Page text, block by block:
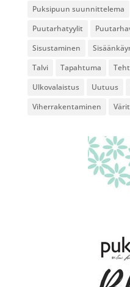
Puksipuun suunnittelema
Puutarhatyylit
Sisustaminen
Talvi
Tapahtuma
Ulkovalaistus
Uutuus
Viherrakentaminen
Värit